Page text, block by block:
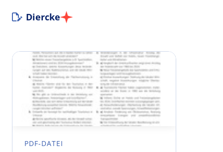
Diercke
PDF-DATEI